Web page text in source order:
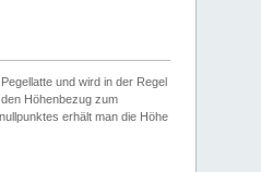
und wird in der Regel
Höhenbezug zum
erhält man die Höhe